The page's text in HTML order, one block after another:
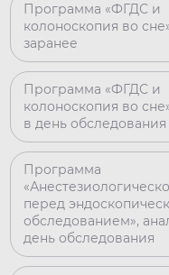
Программа «ФГДС и
колоноскопия во
заранее
Программа «ФГДС и
колоноскопия во
в день обследования
Программа
перед
обследованием»,
день обследования